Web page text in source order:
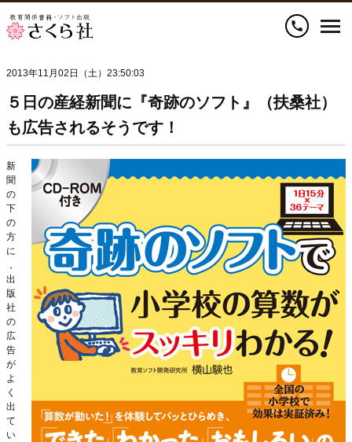
call
2013年11月02日（土）23:50:03
５日の産経新聞に『奇跡のソフト』（扶桑社）
も広告されるそうです！
新
聞
の
下
の
方
に
，
出
版
社
の
広
告
が
よ
く
出
て
い